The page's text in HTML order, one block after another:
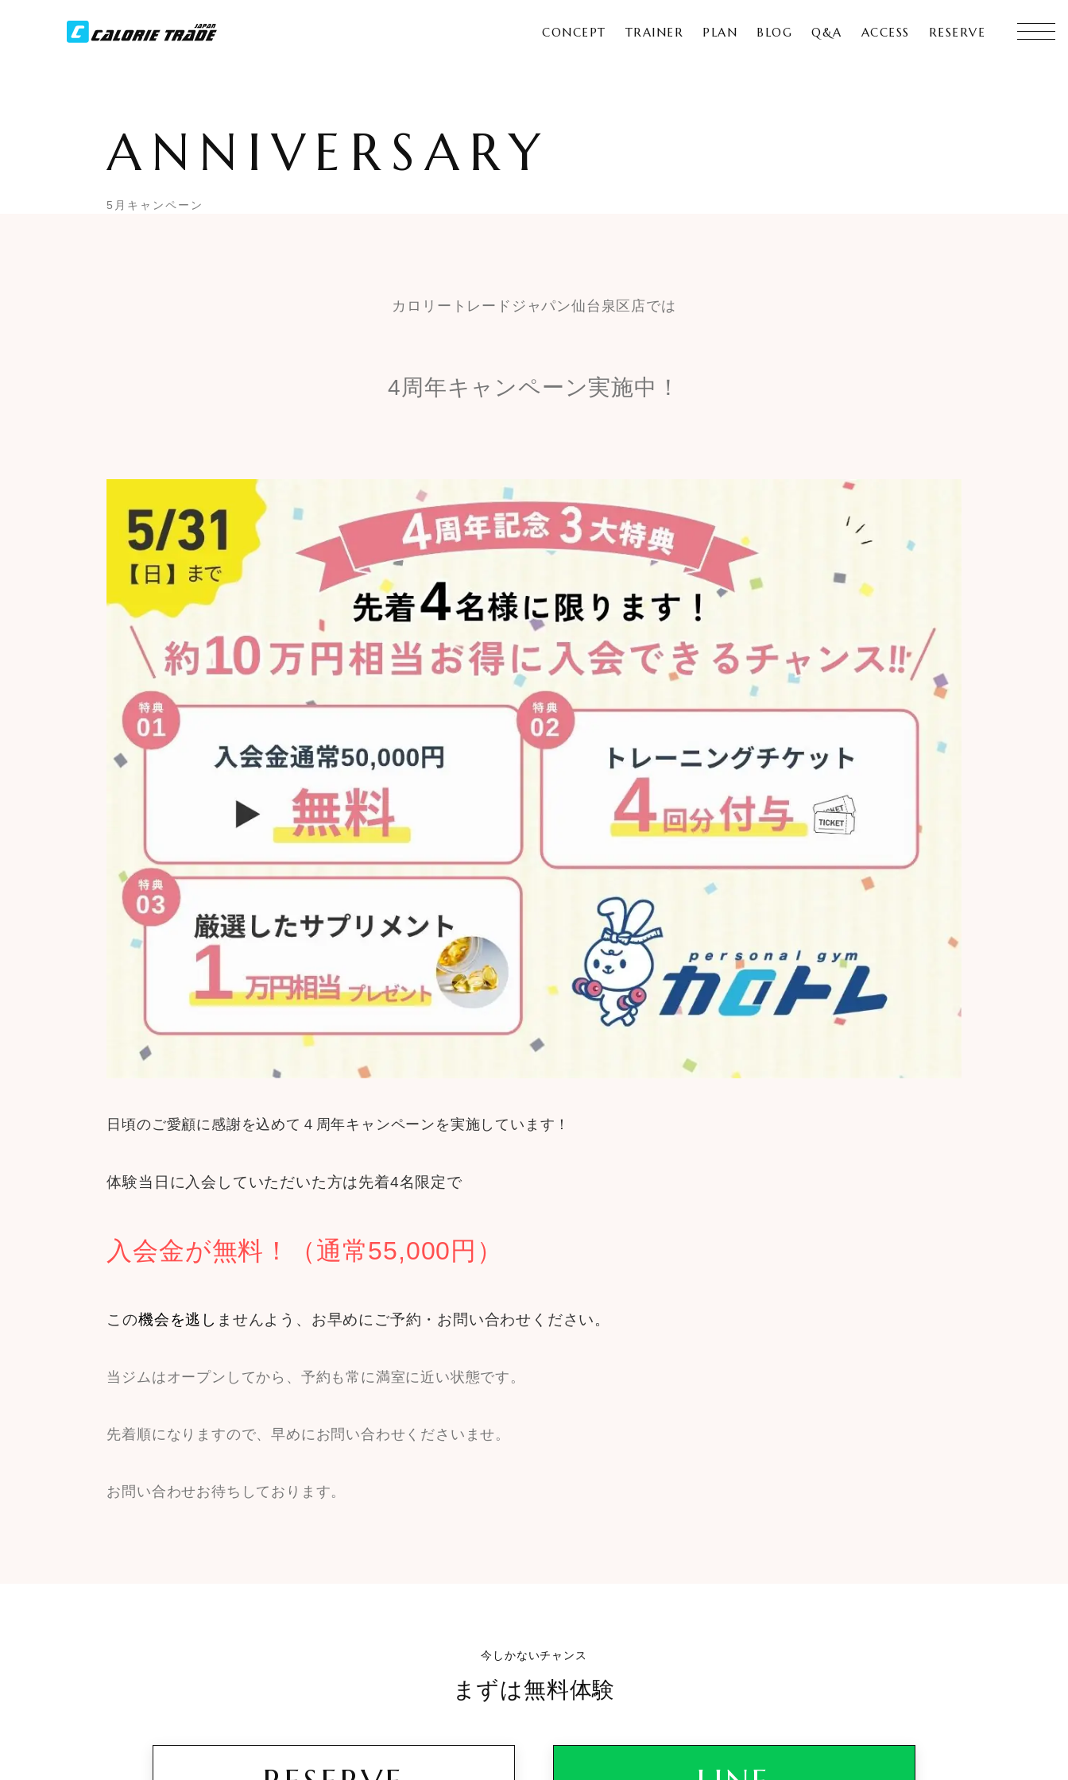
CONCEPT TRAINER PLAN BLOG Q&A ACCESS RESERVE
ANNIVERSARY
5月キャンペーン
カロリートレードジャパン仙台泉区店では
4周年キャンペーン実施中！
日頃のご愛顧に感謝を込めて４周年キャンペーンを実施しています！
体験当日に入会していただいた方は先着4名限定で
入会金が無料！（通常55,000円）
この機会を逃し ませんよう、お早めにご予約・お問い合わせください。
当ジムはオープンしてから、予約も常に満室に近い状態です。
先着順になりますので、早めにお問い合わせくださいませ。
お問い合わせお待ちしております。
今しかないチャンス
まずは無料体験